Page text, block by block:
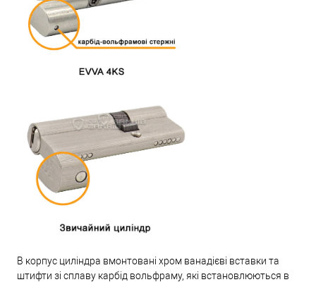
В корпус циліндра вмонтовані хром ванадієві вставки та
штифти зі сплаву карбід вольфраму, які встановлюються в